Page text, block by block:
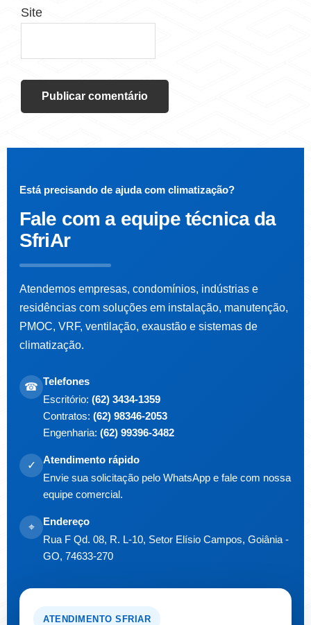
Site
Está precisando de ajuda com climatização?
Fale com a equipe técnica da
SfriAr
Atendemos empresas, condomínios, indústrias e
residências com soluções em instalação, manutenção,
PMOC, VRF, ventilação, exaustão e sistemas de
climatização.
☎ Telefones
Escritório: (62) 3434-1359
Contratos: (62) 98346-2053
Engenharia: (62) 99396-3482
✓
Atendimento rápido
Envie sua solicitação pelo WhatsApp e fale com nossa
equipe comercial.
⌖
Endereço
Rua F Qd. 08, R. L-10, Setor Elísio Campos, Goiânia -
GO, 74633-270
ATENDIMENTO SFRIAR